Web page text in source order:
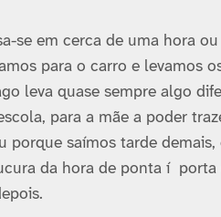
se em cerca de uma hora
para o carro e levamos
leva quase sempre algo
para a mãe a poder
porque saí­mos tarde demais,
da hora de ponta í porta